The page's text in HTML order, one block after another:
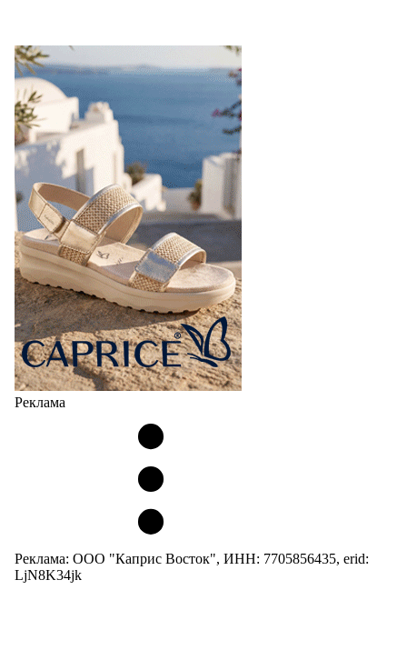
Реклама
Реклама: ООО "Каприс Восток", ИНН: 7705856435, erid:
LjN8K34jk